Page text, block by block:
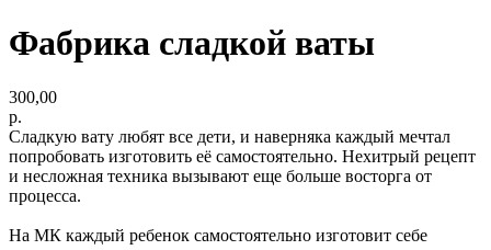
Фабрика сладкой ваты
300,00
р.
Сладкую вату любят все дети, и наверняка каждый мечтал
попробовать изготовить её самостоятельно. Нехитрый рецепт
и несложная техника вызывают еще больше восторга от
процесса.
На МК каждый ребенок самостоятельно изготовит себе